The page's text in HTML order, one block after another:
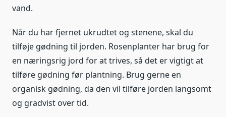
vand.
Når du har fjernet ukrudtet og stenene, skal du
tilføje gødning til jorden. Rosenplanter har brug for
en næringsrig jord for at trives, så det er vigtigt at
tilføre gødning før plantning. Brug gerne en
organisk gødning, da den vil tilføre jorden langsomt
og gradvist over tid.